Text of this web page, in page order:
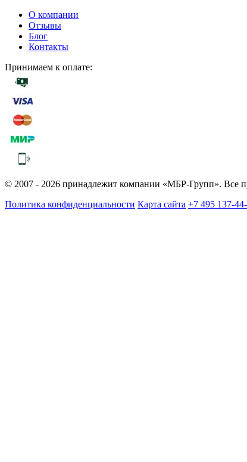
О компании
Отзывы
Блог
Контакты
Принимаем к оплате:
© 2007 - 2026 принадлежит компании «МБР-Групп». Все
Политика конфиденциальности Карта сайта +7 495 137-